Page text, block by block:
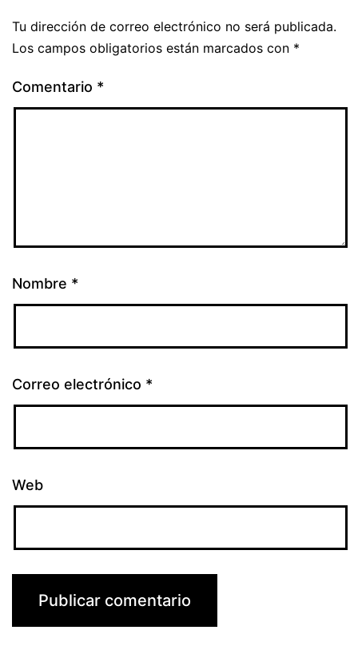
Tu dirección de correo electrónico no será publicada.
Los campos obligatorios están marcados con *
Comentario *
Nombre *
Correo electrónico *
Web